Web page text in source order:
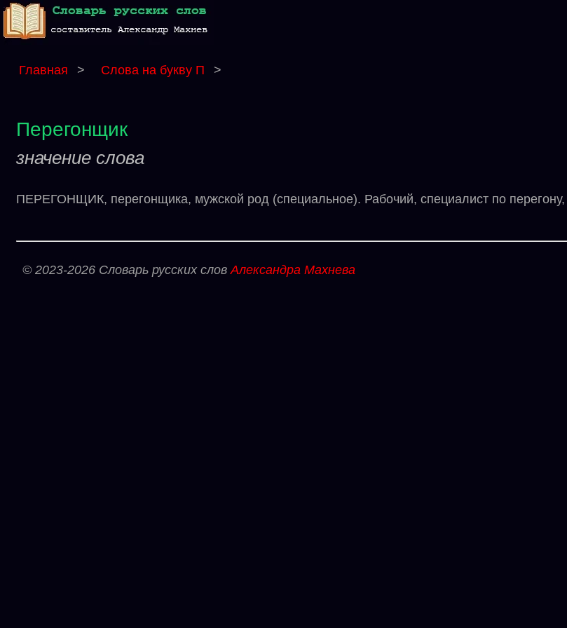
Главная > Слова на букву П >
Перегонщик
значение слова
ПЕРЕГОНЩИК, перегонщика, мужской род (специальное). Рабочий, специалист по перегону,
© 2023-2026 Словарь русских словАлександра Махнева